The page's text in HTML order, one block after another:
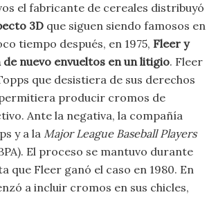
el fabricante de cereales distribuyó
3D que siguen siendo famosos en
tiempo después, en 1975, Fleer y
nuevo envueltos en un litigio. Fleer
que desistiera de sus derechos
permitiera producir cromos de
Ante la negativa, la compañía
y a la Major League Baseball Players
El proceso se mantuvo durante
que Fleer ganó el caso en 1980. En
a incluir cromos en sus chicles,